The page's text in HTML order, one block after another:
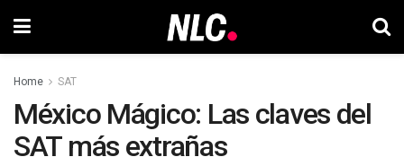
Home SAT
México Mágico: Las claves del
SAT más extrañas